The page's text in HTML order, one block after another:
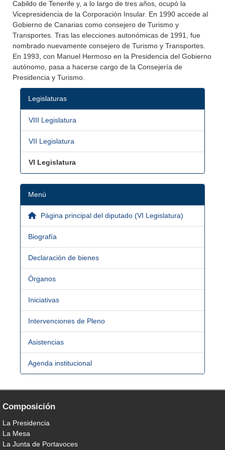
Cabildo de Tenerife y, a lo largo de tres años, ocupó la
Vicepresidencia de la Corporación Insular. En 1990 accede al
Gobierno de Canarias como consejero de Turismo y
Transportes. Tras las elecciones autonómicas de 1991, fue
nombrado nuevamente consejero de Turismo y Transportes.
En 1993, con Manuel Hermoso en la Presidencia del Gobierno
autónomo, pasa a hacerse cargo de la Consejería de
Presidencia y Turismo.
Legislaturas
VIII Legislatura
VII Legislatura
VI Legislatura
Menú
Página principal del diputado (VI Legislatura)
Biografía
Declaración de bienes
Órganos
Iniciativas
Intervenciones de Pleno
Asistencias
Agenda institucional
Composición
La Presidencia
La Mesa
La Junta de Portavoces